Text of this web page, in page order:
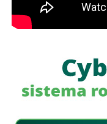
El Gobierno del
parte del trabajo
protección de los
También lee:SLP